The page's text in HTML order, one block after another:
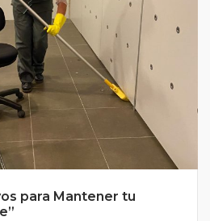
para Mantener tu